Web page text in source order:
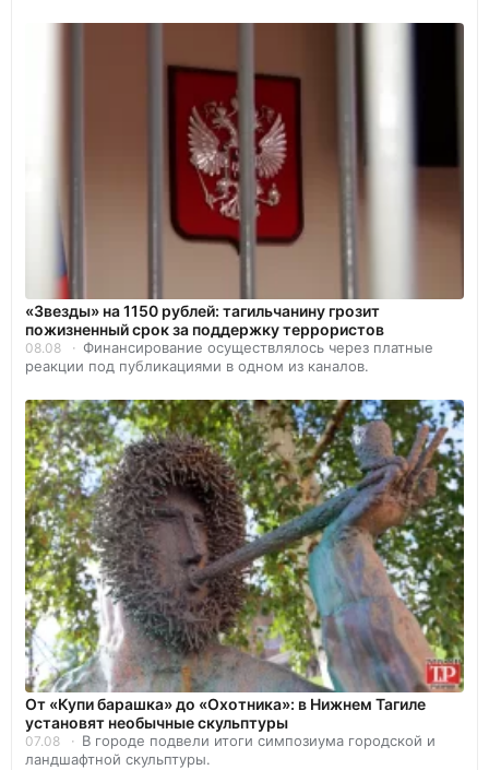
«Звезды» на 1150 рублей: тагильчанину грозит
пожизненный срок за поддержку террористов
08.08
Финансирование осуществлялось через платные
реакции под публикациями в одном из каналов.
От «Купи барашка» до «Охотника»: в Нижнем Тагиле
установят необычные скульптуры
07.08
В городе подвели итоги симпозиума городской и
ландшафтной скульптуры.